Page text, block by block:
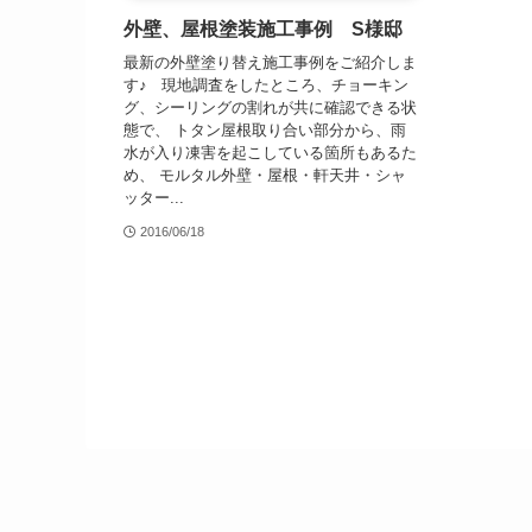
外壁、屋根塗装施工事例 S様邸
最新の外壁塗り替え施工事例をご紹介しま
す♪ 現地調査をしたところ、チョーキン
グ、シーリングの割れが共に確認できる状
態で、 トタン屋根取り合い部分から、雨
水が入り凍害を起こしている箇所もあるた
め、 モルタル外壁・屋根・軒天井・シャ
ッター...
2016/06/18